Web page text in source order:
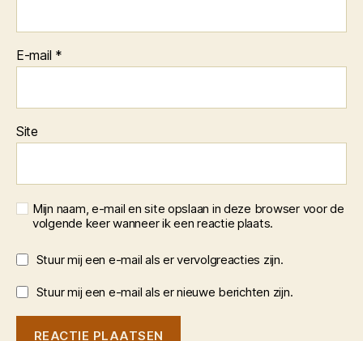
E-mail *
Site
Mijn naam, e-mail en site opslaan in deze browser voor de
volgende keer wanneer ik een reactie plaats.
Stuur mij een e-mail als er vervolgreacties zijn.
Stuur mij een e-mail als er nieuwe berichten zijn.